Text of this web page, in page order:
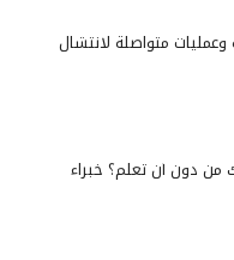
متواصلة لانتشال
دون أن تعلم؟ خبراء